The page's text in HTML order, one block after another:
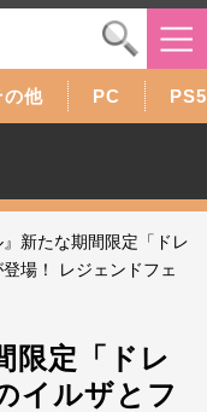
の他 PC PS5
』新たな期間限定「ドレ
場！ レジェンドフェ
限定「ドレ
イルザとフ